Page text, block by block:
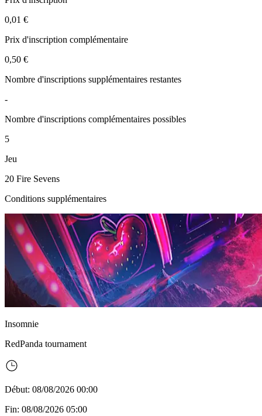
0,01 €
Prix d'inscription complémentaire
0,50 €
Nombre d'inscriptions supplémentaires restantes
-
Nombre d'inscriptions complémentaires possibles
5
Jeu
20 Fire Sevens
Conditions supplémentaires
Insomnie
RedPanda tournament
Début: 08/08/2026 00:00
Fin: 08/08/2026 05:00